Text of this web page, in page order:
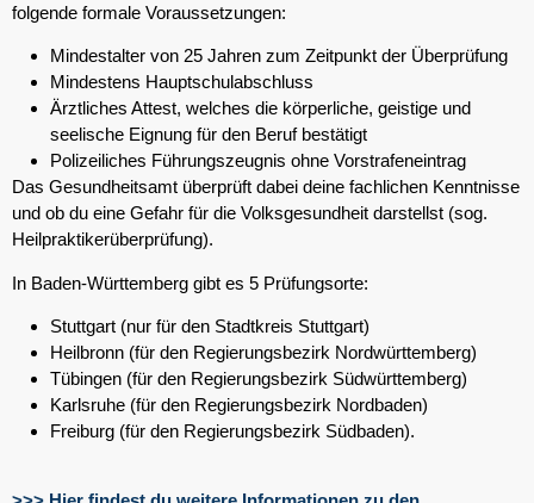
folgende formale Voraussetzungen:
Mindestalter von 25 Jahren zum Zeitpunkt der Überprüfung
Mindestens Hauptschulabschluss
Ärztliches Attest, welches die körperliche, geistige und
seelische Eignung für den Beruf bestätigt
Polizeiliches Führungszeugnis ohne Vorstrafeneintrag
Das Gesundheitsamt überprüft dabei deine fachlichen Kenntnisse
und ob du eine Gefahr für die Volksgesundheit darstellst (sog.
Heilpraktikerüberprüfung).
In Baden-Württemberg gibt es 5 Prüfungsorte:
Stuttgart (nur für den Stadtkreis Stuttgart)
Heilbronn (für den Regierungsbezirk Nordwürttemberg)
Tübingen (für den Regierungsbezirk Südwürttemberg)
Karlsruhe (für den Regierungsbezirk Nordbaden)
Freiburg (für den Regierungsbezirk Südbaden).